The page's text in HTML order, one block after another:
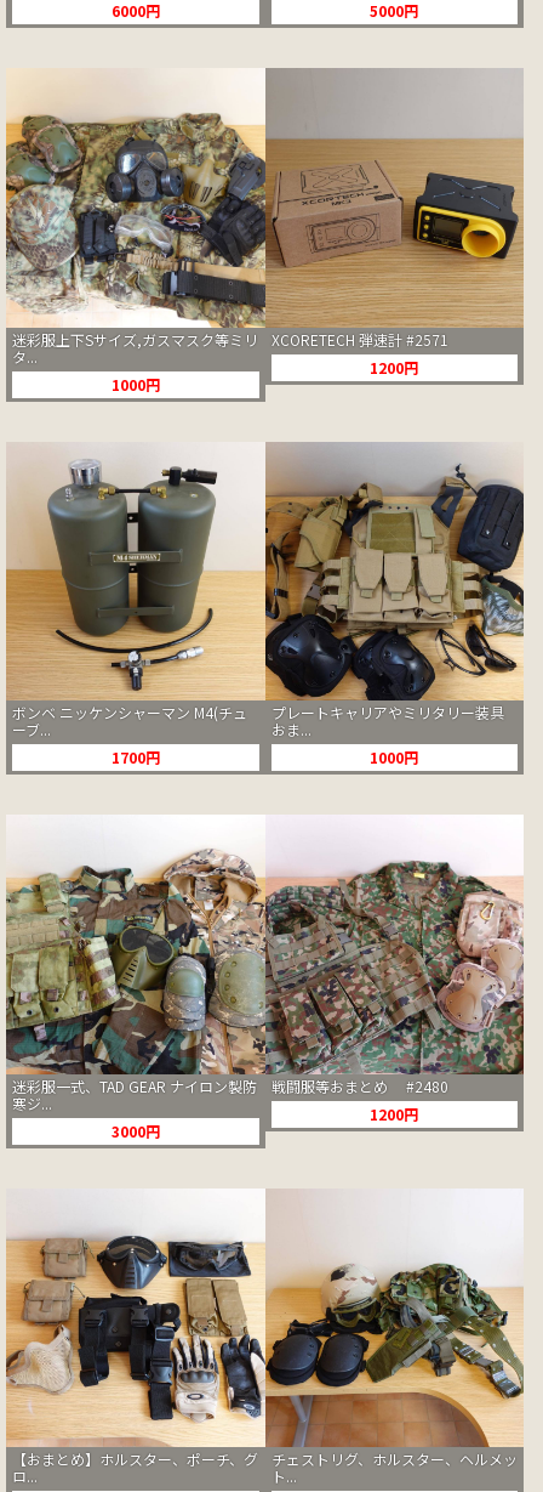
6000円 5000円
迷彩服上下Sサイズ,ガスマスク等ミリ
タ...
1000円
XCORETECH 弾速計 #2571
1200円
ボンベ ニッケンシャーマン M4(チュ
ーブ...
1700円
プレートキャリアやミリタリー装具
おま...
1000円
迷彩服一式、TAD GEAR ナイロン製防
寒ジ...
3000円
戦闘服等おまとめ #2480
1200円
【おまとめ】ホルスター、ポーチ、グ
ロ...
チェストリグ、ホルスター、ヘルメッ
ト...